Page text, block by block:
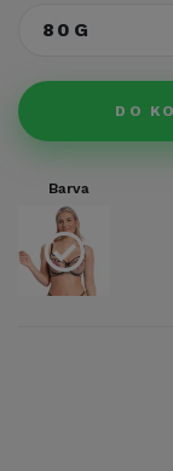
80G
DO
Barva